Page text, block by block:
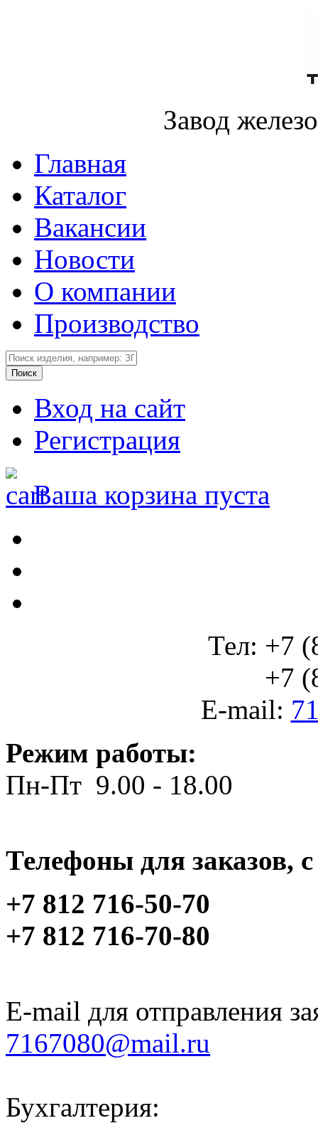
Завод
Главная
Каталог
Вакансии
Новости
О компании
Производство
Вход на сайт
Регистрация
Ваша корзина пуста
Тел: +7
+7
E-mail:
Режим работы:
Пн-Пт 9.00 - 18.00
Телефоны для заказов,
+7 812 716-50-70
+7 812 716-70-80
E-mail для отправления
7167080@mail.ru
Бухгалтерия: